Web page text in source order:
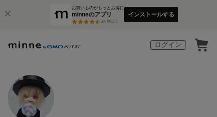
お買いものがもっとお得に
minneのアプリ
3万件以上
インストールする
ログイン